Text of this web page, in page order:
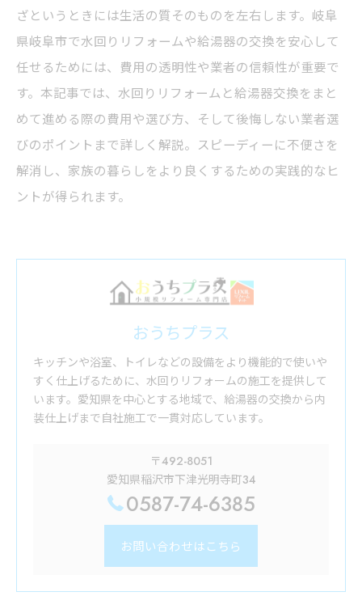
ざというときには生活の質そのものを左右します。岐阜
県岐阜市で水回りリフォームや給湯器の交換を安心して
任せるためには、費用の透明性や業者の信頼性が重要で
す。本記事では、水回りリフォームと給湯器交換をまと
めて進める際の費用や選び方、そして後悔しない業者選
びのポイントまで詳しく解説。スピーディーに不便さを
解消し、家族の暮らしをより良くするための実践的なヒ
ントが得られます。
おうちプラス
キッチンや浴室、トイレなどの設備をより機能的で使いや
すく仕上げるために、水回りリフォームの施工を提供して
います。愛知県を中心とする地域で、給湯器の交換から内
装仕上げまで自社施工で一貫対応しています。
〒492-8051
愛知県稲沢市下津光明寺町34
0587-74-6385
お問い合わせはこちら